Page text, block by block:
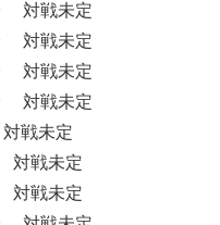
対戦未定
対戦未定
対戦未定
対戦未定
戦未定
対戦未定
対戦未定